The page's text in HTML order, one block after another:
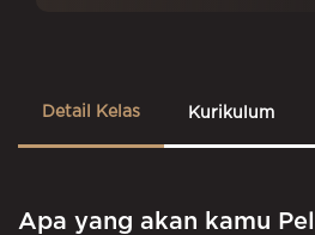
Detail Kelas Kurikulum
Apa yang akan kamu